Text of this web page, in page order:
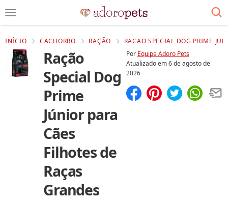
INÍCIO CACHORRO RAÇÃO RACAO SPECIAL DOG PRIME
Ração
Special Dog
Prime
Júnior para
Cães
Filhotes de
Raças
Grandes
Por Equipe Adoro Pets
Atualizado em6 de agosto de
2026